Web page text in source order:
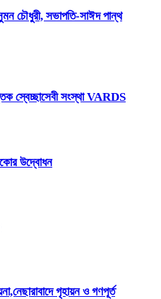
চৌধুরী, সভাপতি-সাঈদ পান্থ
স্বেচ্ছাসেবী সংস্থা VARDS
উদ্বোধন
গৃহায়ন ও গণপূর্ত